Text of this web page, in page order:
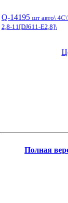
Q-14195 шт авто\
2,8-11[DJ611-E2,8]\
Полная